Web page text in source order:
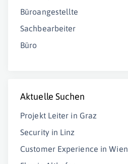
Büroangestellte
Sachbearbeiter
Büro
Aktuelle Suchen
Projekt Leiter in Graz
Security in Linz
Customer Experience in Wien